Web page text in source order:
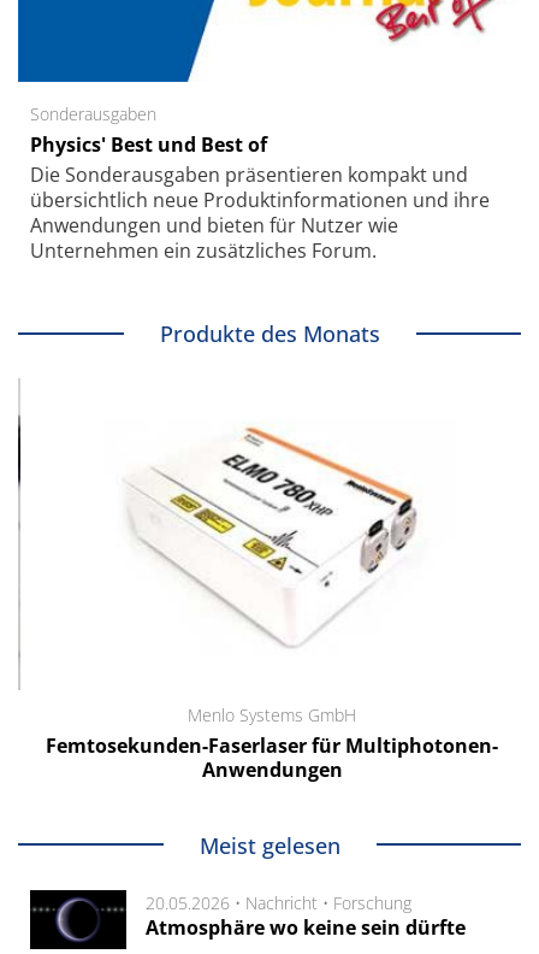
Sonderausgaben
Physics' Best und Best of
Die Sonder­ausgaben präsentieren kompakt und
übersichtlich neue Produkt­informationen und ihre
Anwendungen und bieten für Nutzer wie
Unternehmen ein zusätzliches Forum.
Produkte des Monats
Menlo Systems GmbH
Femtosekunden-Faserlaser für Multiphotonen-
Anwendungen
Meist gelesen
20.05.2026 • Nachricht • Forschung
Atmosphäre wo keine sein dürfte